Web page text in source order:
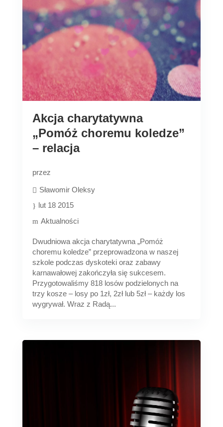
Akcja charytatywna
„Pomóż choremu koledze”
– relacja
przez
Sławomir Oleksy
lut 18 2015
Aktualności
Dwudniowa akcja charytatywna „Pomóż
choremu koledze” przeprowadzona w naszej
szkole podczas dyskoteki oraz zabawy
karnawałowej zakończyła się sukcesem.
Przygotowaliśmy 818 losów podzielonych na
trzy kosze – losy po 1zł, 2zł lub 5zł – każdy los
wygrywał. Wraz z Radą...